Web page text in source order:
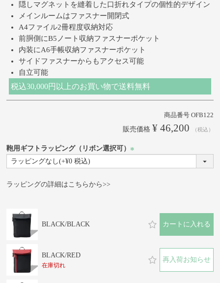
隠しマグネットを縫着した口折れタイプの個性的デザイン
メインルームはファスナー開閉式
A4ファイル2冊程度収納対応
前胴側にB5ノート収納ファスナーポケット
内装にA6手帳収納ファスナーポケット
サイドファスナーからもアクセス可能
自立可能
税込30,000円以上のお買い物で送料無料
商品番号 OFB122
販売価格 ¥ 46,200 税込
鞄用ギフトラッピング（リボン選択可）
ラッピングの詳細はこちらから>>
BLACK/BLACK カートに入れる
BLACK/RED
在庫切れ
再入荷お知らせ